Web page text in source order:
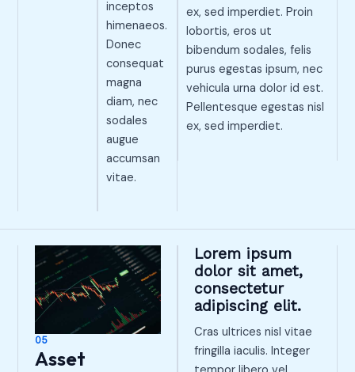
inceptos
himenaeos.
Donec
consequat
magna
diam, nec
sodales
augue
accumsan
vitae.
ex, sed imperdiet. Proin
lobortis, eros ut
bibendum sodales, felis
purus egestas ipsum, nec
vehicula urna dolor id est.
Pellentesque egestas nisl
ex, sed imperdiet.
05
Asset
Lorem ipsum
dolor sit amet,
consectetur
adipiscing elit.
Cras ultrices nisl vitae
fringilla iaculis. Integer